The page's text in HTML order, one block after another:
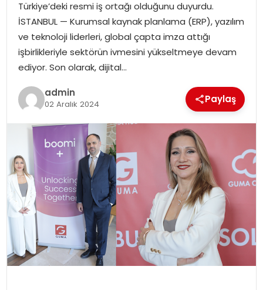
SAĞLIK
SOSYAL HABER
Türkiye’deki resmi iş ortağı olduğunu duyurdu.
İSTANBUL — Kurumsal kaynak planlama (ERP), yazılım
ve teknoloji liderleri, global çapta imza attığı
işbirlikleriyle sektörün ivmesini yükseltmeye devam
ediyor. Son olarak, dijital…
admin
02 Aralık 2024 Paylaş